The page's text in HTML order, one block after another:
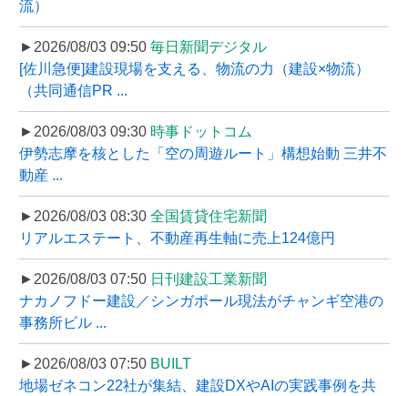
流）
►2026/08/03 09:50 毎日新聞デジタル
[佐川急便]建設現場を支える、物流の力（建設×物流）
（共同通信PR ...
►2026/08/03 09:30 時事ドットコム
伊勢志摩を核とした「空の周遊ルート」構想始動 三井不
動産 ...
►2026/08/03 08:30 全国賃貸住宅新聞
リアルエステート、不動産再生軸に売上124億円
►2026/08/03 07:50 日刊建設工業新聞
ナカノフドー建設／シンガポール現法がチャンギ空港の
事務所ビル ...
►2026/08/03 07:50 BUILT
地場ゼネコン22社が集結、建設DXやAIの実践事例を共